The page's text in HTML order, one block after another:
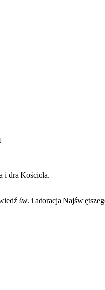
i dra Kościoła.
św. i adoracja